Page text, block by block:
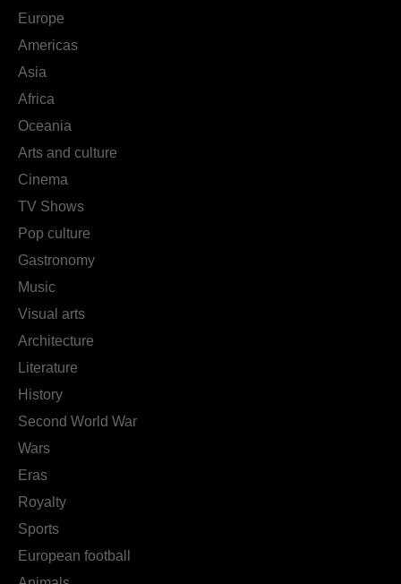
Europe
Americas
Asia
Africa
Oceania
Arts and culture
Cinema
TV Shows
Pop culture
Gastronomy
Music
Visual arts
Architecture
Literature
History
Second World War
Wars
Eras
Royalty
Sports
European football